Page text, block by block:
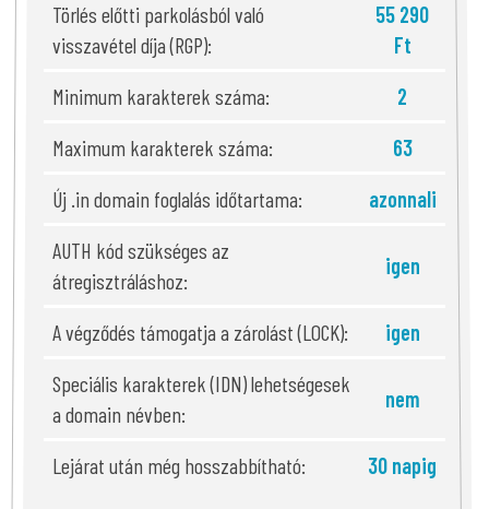
Törlés előtti parkolásból való
visszavétel díja (RGP):
55 290
Ft
Minimum karakterek száma:
2
Maximum karakterek száma:
63
Új .in domain foglalás időtartama:
azonnali
AUTH kód szükséges az
átregisztráláshoz:
igen
A végződés támogatja a zárolást (LOCK):
igen
Speciális karakterek (IDN) lehetségesek
a domain névben:
nem
Lejárat után még hosszabbítható: 30 napig